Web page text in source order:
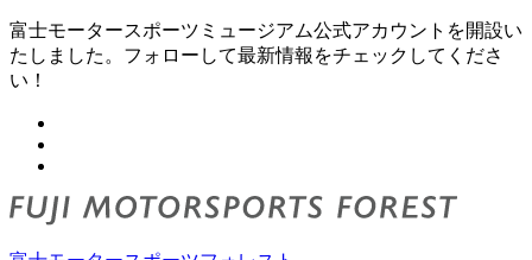
富士モータースポーツミュージアム公式アカウントを開設い
たしました。フォローして最新情報をチェックしてくださ
い！